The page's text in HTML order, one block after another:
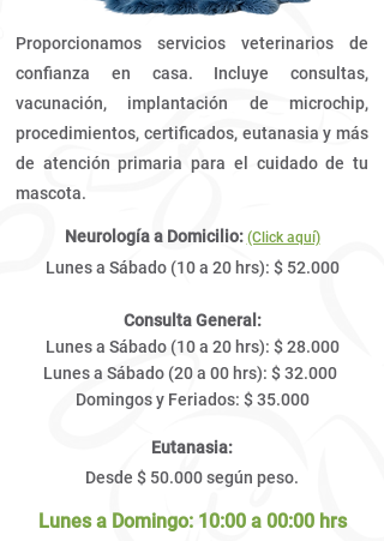
Proporcionamos servicios veterinarios de
confianza en casa. Incluye consultas,
vacunación, implantación de microchip,
procedimientos, certificados, eutanasia y más
de atención primaria para el cuidado de tu
mascota.
Neurología a Domicilio: (Click aquí)
Lunes a Sábado (10 a 20 hrs): $ 52.000
Consulta General:
Lunes a Sábado (10 a 20 hrs): $ 28.000
Lunes a Sábado (20 a 00 hrs): $ 32.000
Domingos y Feriados: $ 35.000
Eutanasia:
Desde $ 50.000 según peso.​​
Lunes a Domingo: 10:00 a 00:00 hrs